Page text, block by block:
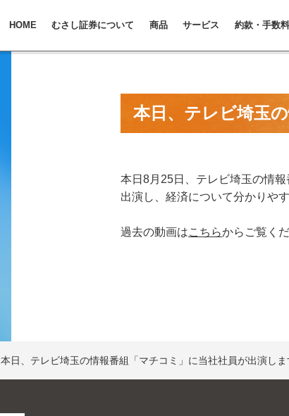
HOME むさし証券について 商品 サービス 約款・手数料
本日、テレビ埼玉
本日8月25日、テレビ埼玉の情
出演し、経済について分かりや
過去の動画はこちらからご覧くだ
本日、テレビ埼玉の情報番組「マチコミ」に当社社員が出演しま